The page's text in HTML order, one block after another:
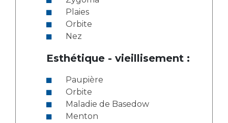
Plaies
Orbite
Nez
Esthétique - vieillisement :
Paupière
Orbite
Maladie de Basedow
Menton